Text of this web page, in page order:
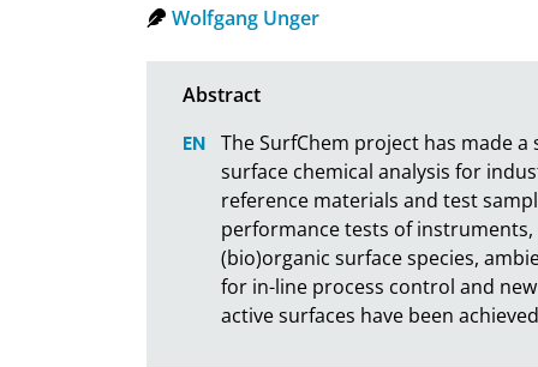
Wolfgang Unger
The SurfChem project has made
surface chemical analysis for
reference materials and test
performance tests of
(bio)organic surface species,
for in-line process control and
active surfaces have been